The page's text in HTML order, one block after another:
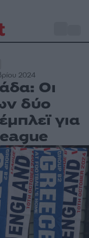
2024
Οι
δύο
για